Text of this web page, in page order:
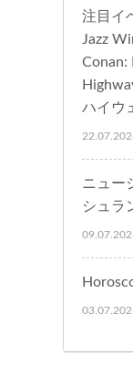
注目イ
Jazz
Conan:
ハイウ
ニュー
シュラ